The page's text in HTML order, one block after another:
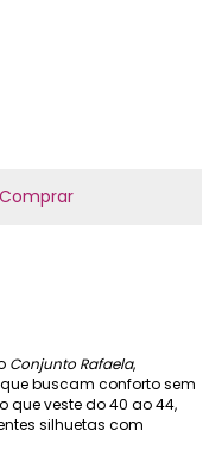
Conjunto Rafaela,
buscam conforto sem
que veste do 40 ao 44,
silhuetas com